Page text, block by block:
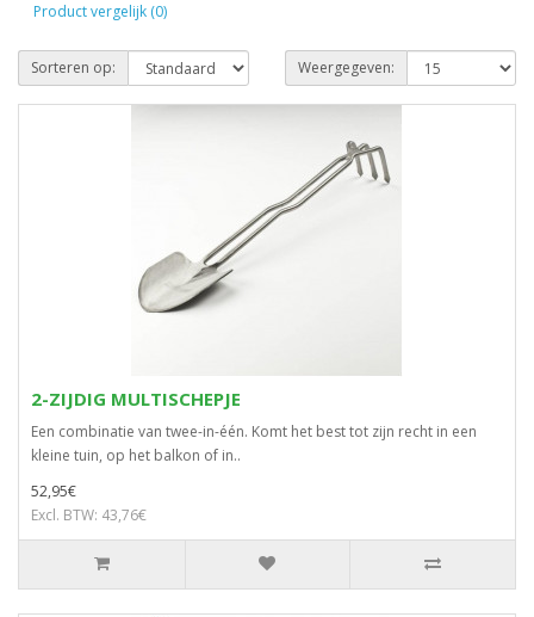
Product vergelijk (0)
Sorteren op: Weergegeven:
2-ZIJDIG MULTISCHEPJE
Een combinatie van twee-in-één. Komt het best tot zijn recht in een
kleine tuin, op het balkon of in..
52,95€
Excl. BTW: 43,76€